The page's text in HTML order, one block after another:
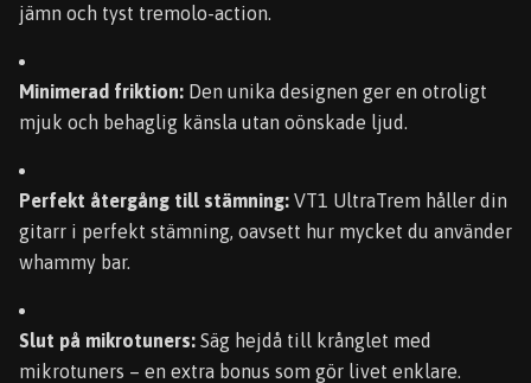
jämn och tyst tremolo-action.
Minimerad friktion: Den unika designen ger en otroligt
mjuk och behaglig känsla utan oönskade ljud.
Perfekt återgång till stämning: VT1 UltraTrem håller din
gitarr i perfekt stämning, oavsett hur mycket du använder
whammy bar.
Slut på mikrotuners: Säg hejdå till krånglet med
mikrotuners – en extra bonus som gör livet enklare.